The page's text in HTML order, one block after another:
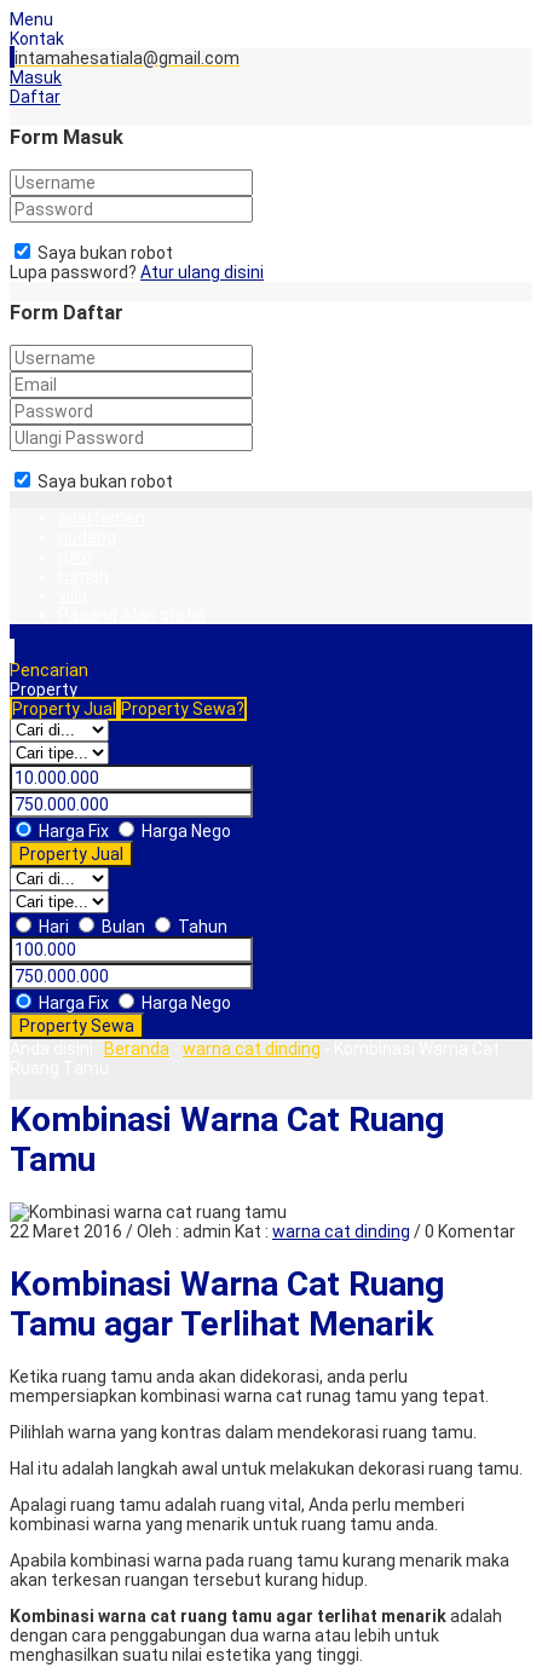
Menu
Kontak
intamahesatiala@gmail.com
Masuk
Daftar
Form Masuk
Saya bukan robot
Lupa password? Atur ulang disini
Form Daftar
Saya bukan robot
Pencarian
Property
Property Jual Property Sewa?
Harga Fix
Harga Nego
Property Jual
Hari Bulan Tahun
Harga Fix
Harga Nego
Property Sewa
Beranda warna cat dinding
Kombinasi Warna Cat Ruang
Tamu
22 Maret 2016 / Oleh : admin Kat : warna cat dinding / 0 Komentar
Kombinasi Warna Cat Ruang
Tamu agar Terlihat Menarik
Ketika ruang tamu anda akan didekorasi, anda perlu
mempersiapkan kombinasi warna cat runag tamu yang tepat.
Pilihlah warna yang kontras dalam mendekorasi ruang tamu.
Hal itu adalah langkah awal untuk melakukan dekorasi ruang tamu.
Apalagi ruang tamu adalah ruang vital, Anda perlu memberi
kombinasi warna yang menarik untuk ruang tamu anda.
Apabila kombinasi warna pada ruang tamu kurang menarik maka
akan terkesan ruangan tersebut kurang hidup.
Kombinasi warna cat ruang tamu agar terlihat menarikadalah
dengan cara penggabungan dua warna atau lebih untuk
menghasilkan suatu nilai estetika yang tinggi.